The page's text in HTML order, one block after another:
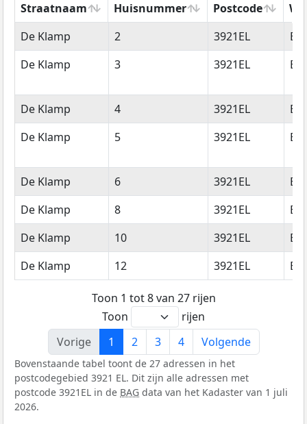
Straatnaam Huisnummer Postcode
Straatnaam
Huisnummer Postcode
De Klamp 2 3921EL
De Klamp
3 3921EL
De Klamp 4 3921EL
De Klamp
5 3921EL
De Klamp 6 3921EL
De Klamp
8 3921EL
De Klamp
10 3921EL
De Klamp
12 3921EL
Toon 1 tot 8 van 27 rijen
Toon
rijen
Vorige
1 2 3 4 Volgende
Bovenstaande tabel toont de 27 adressen in het
postcodegebied 3921 EL. Dit zijn alle adressen met
postcode 3921EL in de BAG data van het Kadaster van 1 juli
2026.